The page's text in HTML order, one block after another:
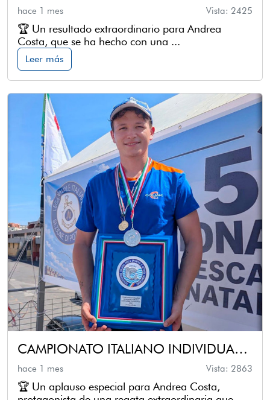
hace 1 mes Vista: 2425
🏆 Un resultado extraordinario para Andrea
Costa, que se ha hecho con una ...
Leer más
CAMPIONATO ITALIANO INDIVIDUALE CANNA DA NATANTE
hace 1 mes Vista: 2863
🏆 Un aplauso especial para Andrea Costa,